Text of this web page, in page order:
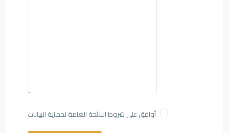
أوافق على شروط اللائحة العامة لحماية البيانات